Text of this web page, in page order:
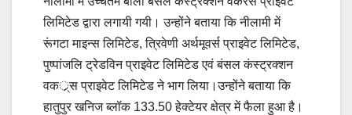
लिमिटेड द्वारा लगायी गयी। उन्होंने बताया कि नीलामी में
रूंगटा माइन्स लिमिटेड, त्रिवेणी अर्थमूवर्स प्राइवेट लिमिटेड,
पुष्पांजलि ट्रेडविन प्राइवेट लिमिटेड एवं बंसल कंस्ट्रक्शन
वकर््स प्राइवेट लिमिटेड ने भाग लिया।उन्होंने बताया कि
हातुपुर खनिज ब्लॉक 133.50 हेक्टेयर क्षेत्र में फैला हुआ है।